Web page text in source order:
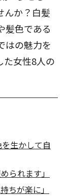
んか？白髪
髪色である
はの魅力を
た女性8人の
生かして自
られます」
ちが楽に」